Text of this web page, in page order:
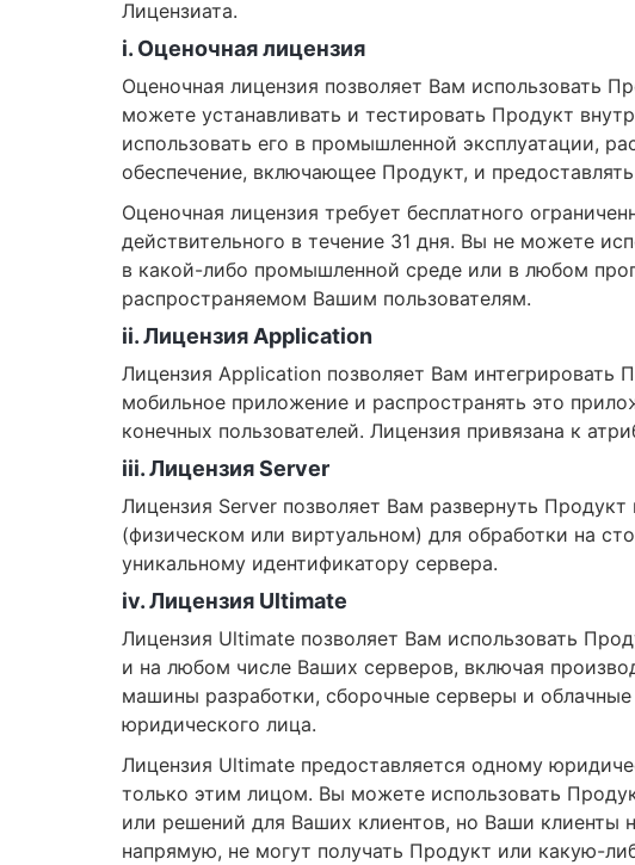
Лицензиата.
i. Оценочная лицензия
Оценочная лицензия позволяет Вам использовать
можете устанавливать и тестировать Продукт
использовать его в промышленной эксплуатации,
обеспечение, включающее Продукт, и
Оценочная лицензия требует бесплатного
действительного в течение 31 дня. Вы не можете
в какой-либо промышленной среде или в любом
распространяемом Вашим пользователям.
ii. Лицензия Application
Лицензия Application позволяет Вам интегрировать
мобильное приложение и распространять это
конечных пользователей. Лицензия привязана к
iii. Лицензия Server
Лицензия Server позволяет Вам развернуть
(физическом или виртуальном) для обработки на
уникальному идентификатору сервера.
iv. Лицензия Ultimate
Лицензия Ultimate позволяет Вам использовать
и на любом числе Ваших серверов, включая
машины разработки, сборочные серверы и
юридического лица.
Лицензия Ultimate предоставляется одному
только этим лицом. Вы можете использовать
или решений для Ваших клиентов, но Ваши клиенты
напрямую, не могут получать Продукт или какую-